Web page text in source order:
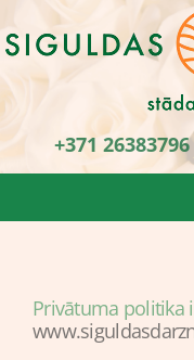
+371 26383796
Privātuma politika